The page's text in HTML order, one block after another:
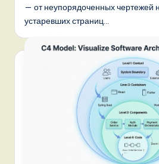
r
e
,
— от неупорядоченных чертежей
устаревших страниц…